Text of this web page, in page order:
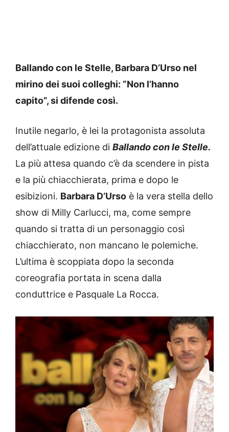
Ballando con le Stelle, Barbara D’Urso nel
mirino dei suoi colleghi: “Non l’hanno
capito”, si difende così.
Inutile negarlo, è lei la protagonista assoluta
dell’attuale edizione di Ballando con le Stelle.
La più attesa quando c’è da scendere in pista
e la più chiacchierata, prima e dopo le
esibizioni. Barbara D’Urso è la vera stella dello
show di Milly Carlucci, ma, come sempre
quando si tratta di un personaggio così
chiacchierato, non mancano le polemiche.
L’ultima è scoppiata dopo la seconda
coreografia portata in scena dalla
conduttrice e Pasquale La Rocca.